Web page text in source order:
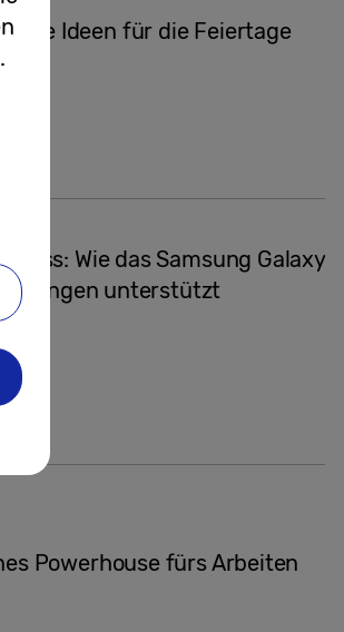
Ideen für die Feiertage
Wie das Samsung Galaxy
unterstützt
Powerhouse fürs Arbeiten